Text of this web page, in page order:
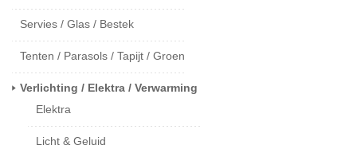
Servies / Glas / Bestek
Tenten / Parasols / Tapijt / Groen
Verlichting / Elektra / Verwarming
Elektra
Licht & Geluid